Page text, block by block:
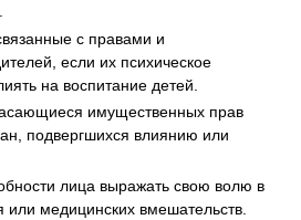
с правами и
если их психическое
на воспитание детей.
имущественных прав
подвергшихся влиянию или
лица выражать свою волю в
медицинских вмешательств.